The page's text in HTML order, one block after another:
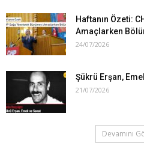
Haftanın Özeti:
Amaçlarken
24/07/2026
Şükrü Erşan,
21/07/2026
Devamını